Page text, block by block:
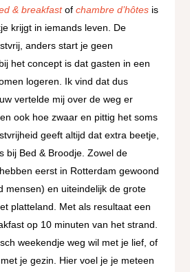
& breakfastofchambre d’hôtes is
krijgt in iemands leven. De
anders start je geen
het concept is dat gasten in een
logeren. Ik vind dat dus
vertelde mij over de weg er
ook hoe zwaar en pittig het soms
geeft altijd dat extra beetje,
bij Bed & Broodje. Zowel de
eerst in Rotterdam gewoond
mensen) en uiteindelijk de grote
platteland. Met als resultaat een
op 10 minuten van het strand.
weekendje weg wil met je lief, of
je gezin. Hier voel je je meteen